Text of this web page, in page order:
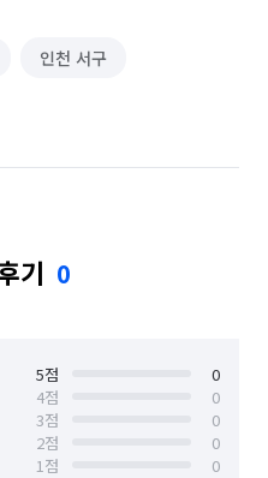
인천 서구
기 0
5점
0
4점
0
3점
0
2점
0
1점
0